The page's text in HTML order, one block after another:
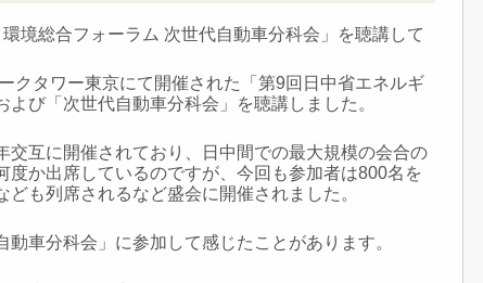
環境総合フォーラム 次世代自動車分科会」を聴講して
クタワー東京にて開催された「第9回日中省エネルギ
よび「次世代自動車分科会」を聴講しました。
交互に開催されており、日中間での最大規模の会合の
度か出席しているのですが、今回も参加者は800名を
も列席されるなど盛会に開催されました。
動車分科会」に参加して感じたことがあります。